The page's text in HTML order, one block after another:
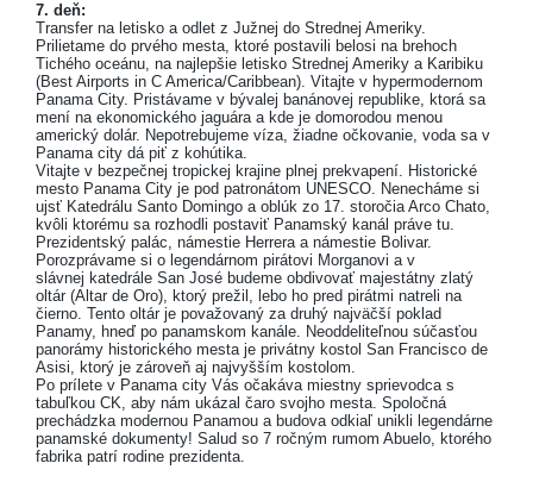
7. deň:
Transfer na letisko a odlet z Južnej do Strednej Ameriky.
Prilietame do prvého mesta, ktoré postavili belosi na brehoch
Tichého oceánu, na najlepšie letisko Strednej Ameriky a Karibiku
(Best Airports in C America/Caribbean). Vitajte v hypermodernom
Panama City. Pristávame v bývalej banánovej republike, ktorá sa
mení na ekonomického jaguára a kde je domorodou menou
americký dolár. Nepotrebujeme víza, žiadne očkovanie, voda sa v
Panama city dá piť z kohútika.
Vitajte v bezpečnej tropickej krajine plnej prekvapení. Historické
mesto Panama City je pod patronátom UNESCO. Nenecháme si
ujsť Katedrálu Santo Domingo a oblúk zo 17. storočia Arco Chato,
kvôli ktorému sa rozhodli postaviť Panamský kanál práve tu.
Prezidentský palác, námestie Herrera a námestie Bolivar.
Porozprávame si o legendárnom pirátovi Morganovi a v
slávnej katedrále San José budeme obdivovať majestátny zlatý
oltár (Altar de Oro), ktorý prežil, lebo ho pred pirátmi natreli na
čierno. Tento oltár je považovaný za druhý najväčší poklad
Panamy, hneď po panamskom kanále. Neoddeliteľnou súčasťou
panorámy historického mesta je privátny kostol San Francisco de
Asisi, ktorý je zároveň aj najvyšším kostolom.
Po prílete v Panama city Vás očakáva miestny sprievodca s
tabuľkou CK, aby nám ukázal čaro svojho mesta. Spoločná
prechádzka modernou Panamou a budova odkiaľ unikli legendárne
panamské dokumenty! Salud so 7 ročným rumom Abuelo, ktorého
fabrika patrí rodine prezidenta.